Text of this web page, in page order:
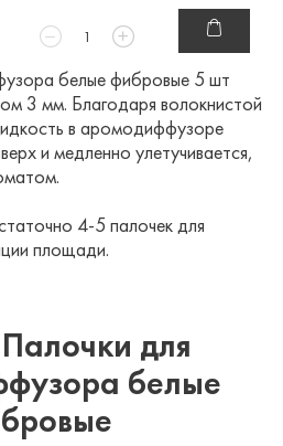
белые фибровые 5 шт
3 мм. Благодаря волокнистой
в аромодиффузоре
и медленно улетучивается,
4-5 палочек для
площади.
для
белые